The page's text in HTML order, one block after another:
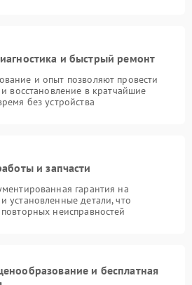
и быстрый ремонт
и опыт позволяют провести
и восстановление в кратчайшие
без устройства
и запчасти
гарантия на
установленные детали, что
неисправностей
и бесплатная